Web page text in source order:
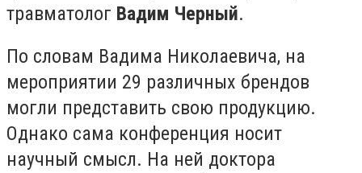
травматолог Вадим Черный.
По словам Вадима Николаевича, на
мероприятии 29 различных брендов
могли представить свою продукцию.
Однако сама конференция носит
научный смысл. На ней доктора